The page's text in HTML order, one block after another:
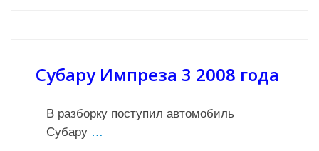
Субару Импреза 3 2008 года
В разборку поступил автомобиль
Субару …